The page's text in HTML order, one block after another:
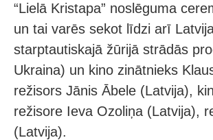
“Lielā Kristapa” noslēguma
un tai varēs sekot līdzi arī
starptautiskajā žūrijā strādās
Ukraina) un kino zinātnieks
režisors Jānis Ābele (Latvija),
režisore Ieva Ozoliņa (Latvija),
(Latvija).